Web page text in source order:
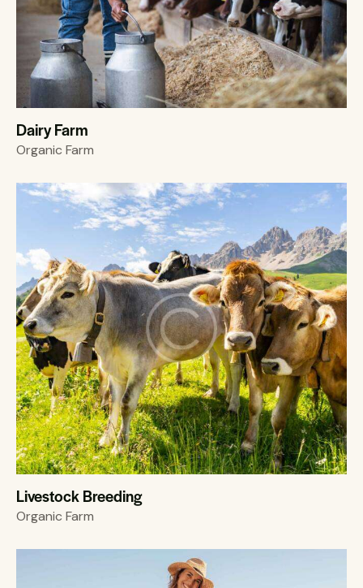
Dairy Farm
Organic Farm
Livestock Breeding
Organic Farm